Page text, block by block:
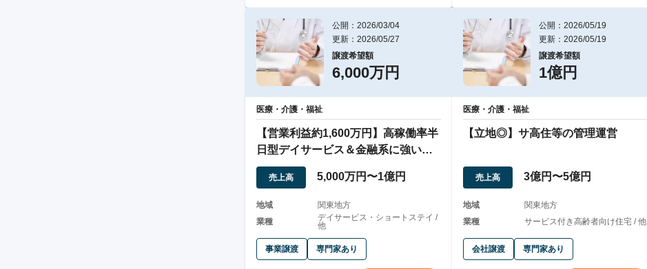
公開：2026/03/04
更新：2026/05/27
譲渡希望額
6,000万円
医療・介護・福祉
【営業利益約1,600万円】高稼働率半
日型デイサービス＆金融系に強い
SES
売上高 5,000万円〜1億円
地域
関東地方
業種
デイサービス・ショートステイ /
他
事業譲渡 専門家あり
公開：2026/05/19
更新：2026/05/19
譲渡希望額
1億円
医療・介護・福祉
【立地◎】サ高住等の管理運営
売上高 3億円〜5億円
地域
関東地方
業種
サービス付き高齢者向け住宅 / 他
会社譲渡 専門家あり